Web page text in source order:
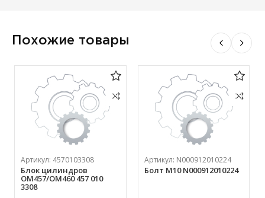
Похожие товары
Артикул: 4570103308
Блок цилиндров
OM457/OM460 457 010
3308
Артикул: N000912010224
Болт М10 N000912010224